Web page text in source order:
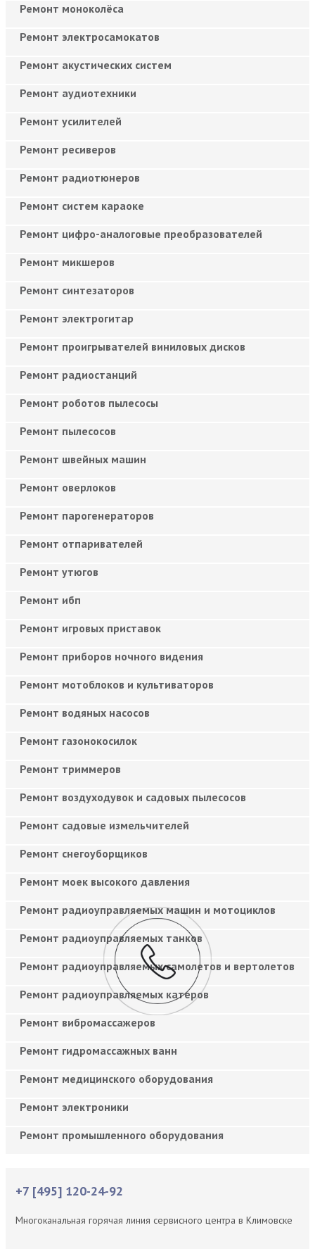
Ремонт моноколёса
Ремонт электросамокатов
Ремонт акустических систем
Ремонт аудиотехники
Ремонт усилителей
Ремонт ресиверов
Ремонт радиотюнеров
Ремонт систем караоке
Ремонт цифро-аналоговые преобразователей
Ремонт микшеров
Ремонт синтезаторов
Ремонт электрогитар
Ремонт проигрывателей виниловых дисков
Ремонт радиостанций
Ремонт роботов пылесосы
Ремонт пылесосов
Ремонт швейных машин
Ремонт оверлоков
Ремонт парогенераторов
Ремонт отпаривателей
Ремонт утюгов
Ремонт ибп
Ремонт игровых приставок
Ремонт приборов ночного видения
Ремонт мотоблоков и культиваторов
Ремонт водяных насосов
Ремонт газонокосилок
Ремонт триммеров
Ремонт воздуходувок и садовых пылесосов
Ремонт садовые измельчителей
Ремонт снегоуборщиков
Ремонт моек высокого давления
Ремонт радиоуправляемых машин и мотоциклов
Ремонт радиоуправляемых танков
Ремонт радиоуправляемых самолетов и вертолетов
Ремонт радиоуправляемых катеров
Ремонт вибромассажеров
Ремонт гидромассажных ванн
Ремонт медицинского оборудования
Ремонт электроники
Ремонт промышленного оборудования
+7 [495] 120-24-92
Многоканальная горячая линия сервисного центра в Климовске